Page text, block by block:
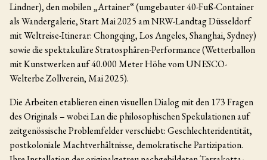
Lindner), den mobilen „Artainer“ (umgebauter 40-Fuß-Container
als Wandergalerie, Start Mai 2025 am NRW-Landtag Düsseldorf
mit Weltreise-Itinerar: Chongqing, Los Angeles, Shanghai, Sydney)
sowie die spektakuläre Stratosphären-Performance (Wetterballon
mit Kunstwerken auf 40.000 Meter Höhe vom UNESCO-
Welterbe Zollverein, Mai 2025).
Die Arbeiten etablieren einen visuellen Dialog mit den 173 Fragen
des Originals – wobei Lan die philosophischen Spekulationen auf
zeitgenössische Problemfelder verschiebt: Geschlechteridentität,
postkoloniale Machtverhältnisse, demokratische Partizipation.